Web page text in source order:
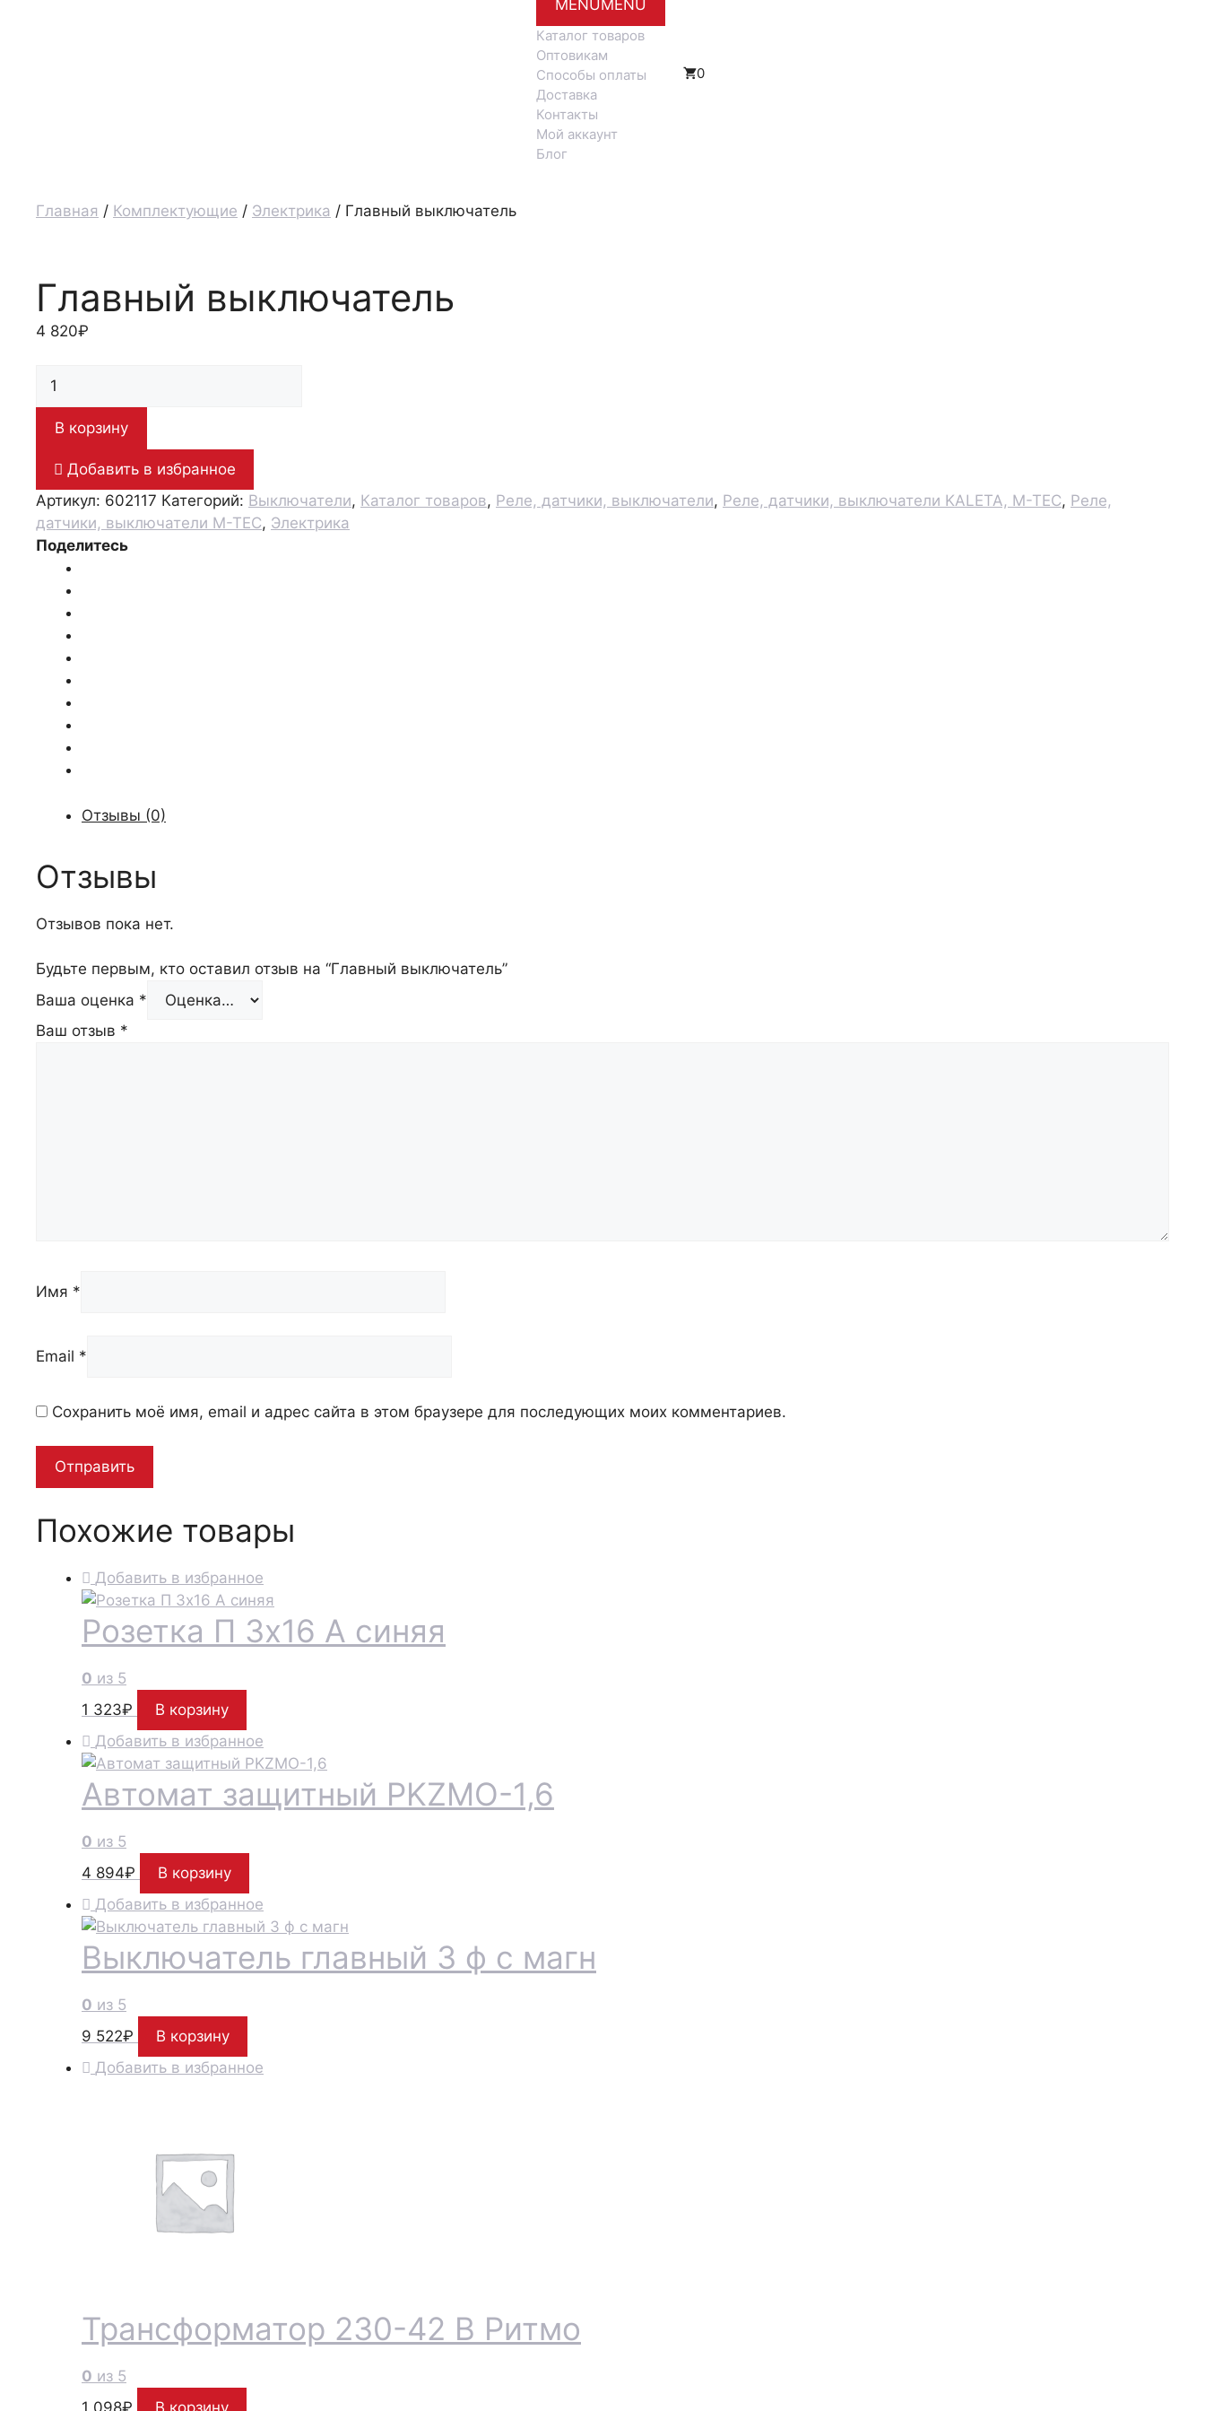
MENUMENU
Каталог товаров
Оптовикам
Способы оплаты
Доставка
Контакты
Мой аккаунт
Блог
0
Главная / Комплектующие / Электрика / Главный выключатель
Главный выключатель
4 820₽
Количество
Главный
выключатель
В корзину
Добавить в избранное
Артикул: 602117 Категорий: Выключатели, Каталог товаров, Реле, датчики, выключатели, Реле, датчики, выключатели KALETA, M-TEC, Реле,
датчики, выключатели M-TEC, Электрика
Поделитесь
Отзывы (0)
Отзывы
Отзывов пока нет.
Будьте первым, кто оставил отзыв на “Главный выключатель”
Ваша оценка *
Ваш отзыв *
Имя *
Email *
Сохранить моё имя, email и адрес сайта в этом браузере для последующих моих комментариев.
Похожие товары
Добавить в избранное
Розетка П 3х16 А синяя
0 из 5
1 323₽
В корзину
Добавить в избранное
Автомат защитный PKZMO-1,6
0 из 5
4 894₽
В корзину
Добавить в избранное
Выключатель главный 3 ф с магн
0 из 5
9 522₽
В корзину
Добавить в избранное
Трансформатор 230-42 В Ритмо
0 из 5
1 098₽ В корзину